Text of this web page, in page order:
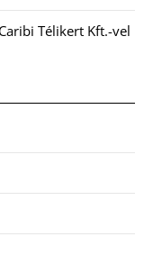
Télikert Kft.-vel